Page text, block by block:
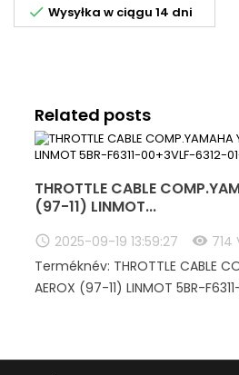
 Wysyłka w ciągu 14 dni
Related posts
THROTTLE CABLE
(97-11) LINMOT...
714
2025-09-19 13:59:27
Terméknév: THROTTLE CABLE
AEROX (97-11) LINMOT 5BR-